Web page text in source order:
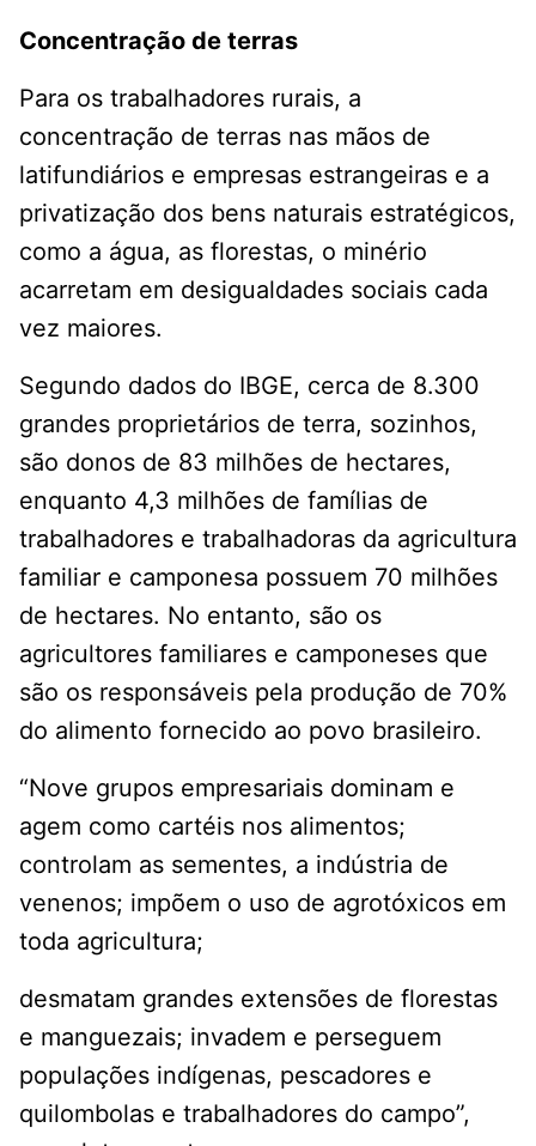
Concentração de terras
Para os trabalhadores rurais, a
concentração de terras nas mãos de
latifundiários e empresas estrangeiras e a
privatização dos bens naturais estratégicos,
como a água, as florestas, o minério
acarretam em desigualdades sociais cada
vez maiores.
Segundo dados do IBGE, cerca de 8.300
grandes proprietários de terra, sozinhos,
são donos de 83 milhões de hectares,
enquanto 4,3 milhões de famílias de
trabalhadores e trabalhadoras da agricultura
familiar e camponesa possuem 70 milhões
de hectares. No entanto, são os
agricultores familiares e camponeses que
são os responsáveis pela produção de 70%
do alimento fornecido ao povo brasileiro.
“Nove grupos empresariais dominam e
agem como cartéis nos alimentos;
controlam as sementes, a indústria de
venenos; impõem o uso de agrotóxicos em
toda agricultura;
desmatam grandes extensões de florestas
e manguezais; invadem e perseguem
populações indígenas, pescadores e
quilombolas e trabalhadores do campo”,